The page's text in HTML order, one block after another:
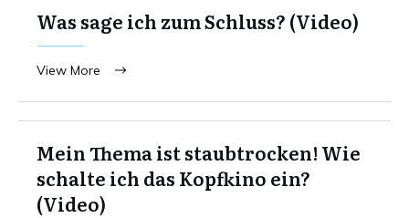
Was sage ich zum Schluss? (Video)
View More
Mein Thema ist staubtrocken! Wie
schalte ich das Kopfkino ein?
(Video)